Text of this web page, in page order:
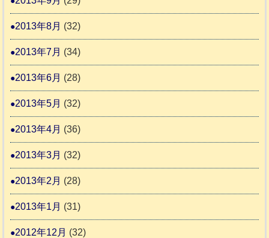
2013年8月 (32)
2013年7月 (34)
2013年6月 (28)
2013年5月 (32)
2013年4月 (36)
2013年3月 (32)
2013年2月 (28)
2013年1月 (31)
2012年12月 (32)